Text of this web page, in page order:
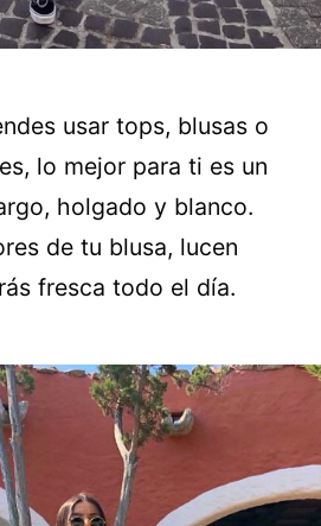
usar tops, blusas o
lo mejor para ti es un
holgado y blanco.
de tu blusa, lucen
fresca todo el día.